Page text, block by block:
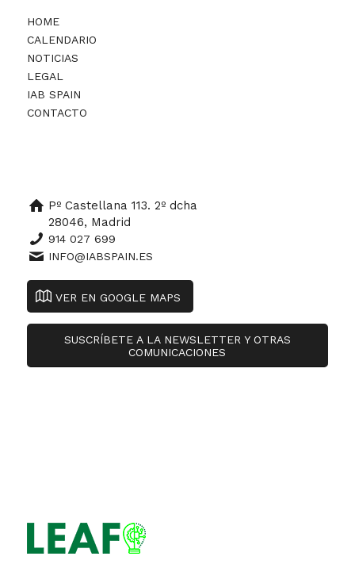
HOME
CALENDARIO
NOTICIAS
LEGAL
IAB SPAIN
CONTACTO
Pº Castellana 113. 2º dcha
28046, Madrid
914 027 699
INFO@IABSPAIN.ES
VER EN GOOGLE MAPS
SUSCRÍBETE A LA NEWSLETTER Y OTRAS
COMUNICACIONES